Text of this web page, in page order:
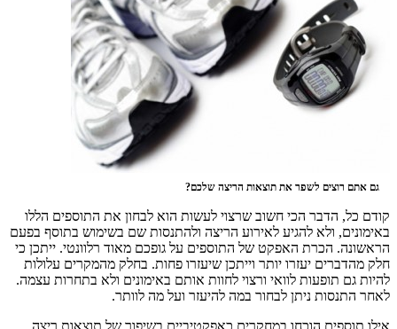
גם אתם רוצים לשפר את תוצאות הריצה שלכם?
קודם כל, הדבר הכי חשוב שרצוי לעשות הוא לבחון את התוספים הללו
באימונים, ולא להגיע לאירוע הריצה ולהתנסות שם בשימוש בתוסף בפעם
הראשונה. הכרת האפקט של התוספים על גופכם מאוד רלוונטי. ייתכן כי
חלק מהדברים יעזרו יותר וייתכן שיעזרו פחות. בחלק מהמקרים עלולות
להיות גם תופעות לוואי ורצוי לחוות אותם באימונים ולא בתחרות עצמה.
לאחר התנסות ניתן לבחור במה להיעזר ועל מה לוותר.